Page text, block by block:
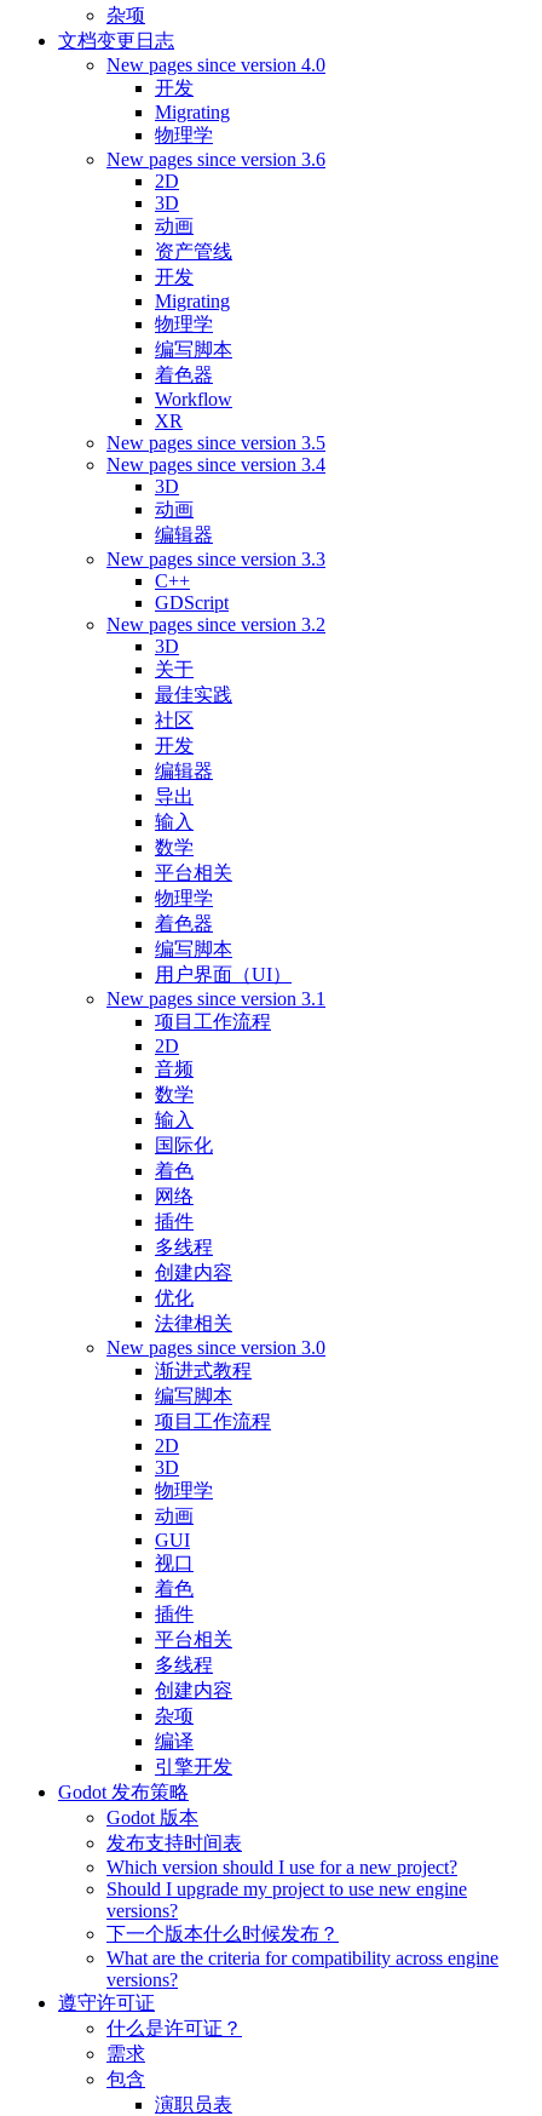
杂项
文档变更日志
New pages since version 4.0
开发
Migrating
物理学
New pages since version 3.6
2D
3D
动画
资产管线
开发
Migrating
物理学
编写脚本
着色器
Workflow
XR
New pages since version 3.5
New pages since version 3.4
3D
动画
编辑器
New pages since version 3.3
C++
GDScript
New pages since version 3.2
3D
关于
最佳实践
社区
开发
编辑器
导出
输入
数学
平台相关
物理学
着色器
编写脚本
用户界面（UI）
New pages since version 3.1
项目工作流程
2D
音频
数学
输入
国际化
着色
网络
插件
多线程
创建内容
优化
法律相关
New pages since version 3.0
渐进式教程
编写脚本
项目工作流程
2D
3D
物理学
动画
GUI
视口
着色
插件
平台相关
多线程
创建内容
杂项
编译
引擎开发
Godot 发布策略
Godot 版本
发布支持时间表
Which version should I use for a new project?
Should I upgrade my project to use new engine
versions?
下一个版本什么时候发布？
What are the criteria for compatibility across engine
versions?
遵守许可证
什么是许可证？
需求
包含
演职员表